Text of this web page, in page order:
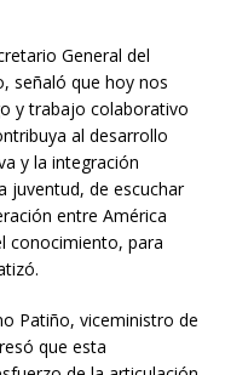
General del
señaló que hoy nos
y trabajo colaborativo
al desarrollo
y la integración
juventud, de escuchar
entre América
conocimiento, para
Patiño, viceministro de
que esta